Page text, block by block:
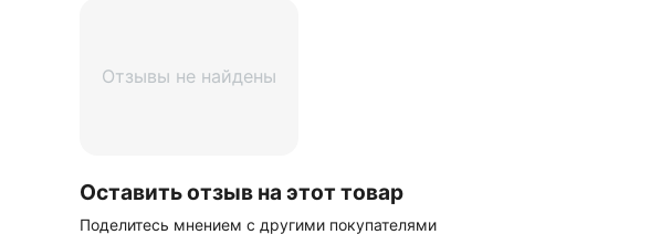
Отзывы не найдены
Оставить отзыв на этот товар
Поделитесь мнением с другими покупателями